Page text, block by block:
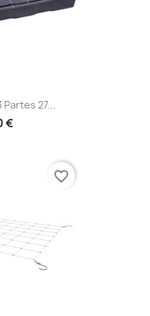
27...
€
favorite_border